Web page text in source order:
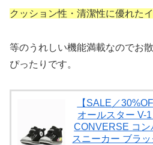
クッション性・清潔性に優れた
等のうれしい機能満載なのでお
ぴったりです。
【SALE／
オールスター V-
CONVERSE コ
スニーカー ブラ